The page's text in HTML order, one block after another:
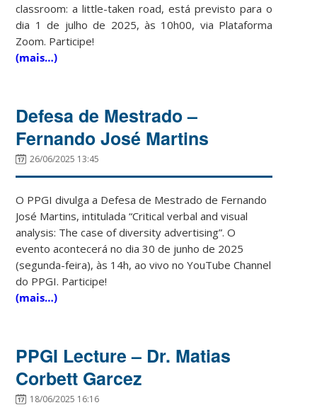
classroom: a little-taken road, está previsto para o
dia 1 de julho de 2025, às 10h00, via Plataforma
Zoom. Participe!
(mais…)
Defesa de Mestrado –
Fernando José Martins
26/06/2025 13:45
O PPGI divulga a Defesa de Mestrado de Fernando
José Martins, intitulada “Critical verbal and visual
analysis: The case of diversity advertising”. O
evento acontecerá no dia 30 de junho de 2025
(segunda-feira), às 14h, ao vivo no YouTube Channel
do PPGI. Participe!
(mais…)
PPGI Lecture – Dr. Matias
Corbett Garcez
18/06/2025 16:16